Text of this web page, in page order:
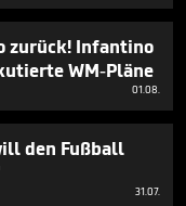
zurück! Infantino
WM-Pläne
01.08.
den Fußball
31.07.